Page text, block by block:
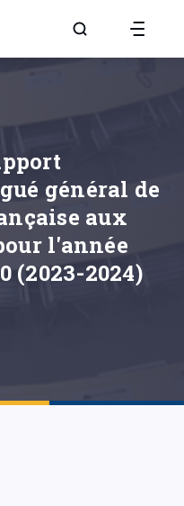
Aller à la page
général de
aux
l'année
(2023-2024)